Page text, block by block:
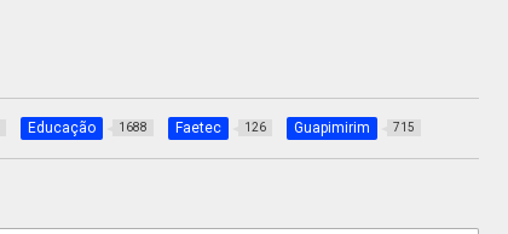
Educação 1688 Faetec 126 Guapimirim 715